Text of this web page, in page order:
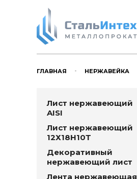
ГЛАВНАЯ НЕРЖАВЕЙКА
Лист нержавеющий
AISI
Лист нержавеющий
12Х18Н10Т
Декоративный
нержавеющий лист
Лента нержавеющая